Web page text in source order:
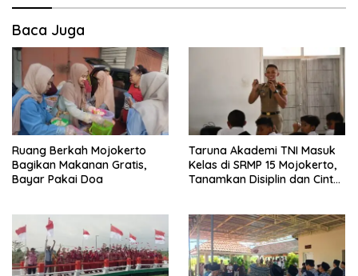
Baca Juga
Ruang Berkah Mojokerto
Bagikan Makanan Gratis,
Bayar Pakai Doa
Taruna Akademi TNI Masuk
Kelas di SRMP 15 Mojokerto,
Tanamkan Disiplin dan Cinta